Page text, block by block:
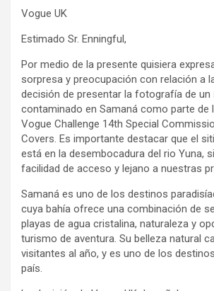
Vogue UK
Estimado Sr. Enningful,
Por medio de la presente quisiera
sorpresa y preocupación con relación a
decisión de presentar la fotografía de un
contaminado en Samaná como parte de
Vogue Challenge 14th Special
Covers. Es importante destacar que el
está en la desembocadura del rio Yuna,
facilidad de acceso y lejano a nuestras
Samaná es uno de los destinos
cuya bahía ofrece una combinación de
playas de agua cristalina, naturaleza y
turismo de aventura. Su belleza natural
visitantes al año, y es uno de los
país.